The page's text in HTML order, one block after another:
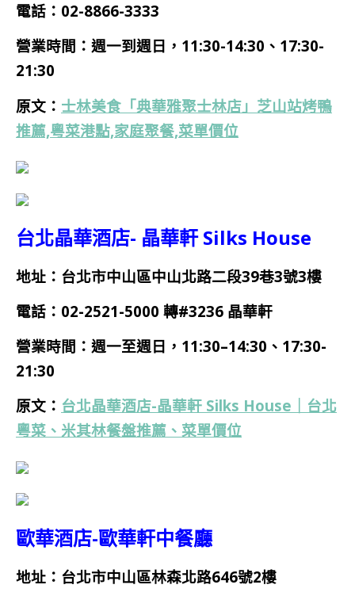
電話：02-8866-3333
營業時間： 週一到週日，11:30-14:30、17:30-
21:30
原文： 士林美食「典華雅聚士林店」芝山站烤鴨
推薦,粵菜港點,家庭聚餐,菜單價位
台北晶華酒店- 晶華軒 Silks House
地址：台北市中山區中山北路二段39巷3號3樓
電話： 02-2521-5000 轉#3236 晶華軒
營業時間： 週一至週日，11:30–14:30、17:30-
21:30
原文： 台北晶華酒店-晶華軒 Silks House｜台北
粵菜、米其林餐盤推薦、菜單價位
歐華酒店-歐華軒中餐廳
地址：台北市中山區林森北路646號2樓